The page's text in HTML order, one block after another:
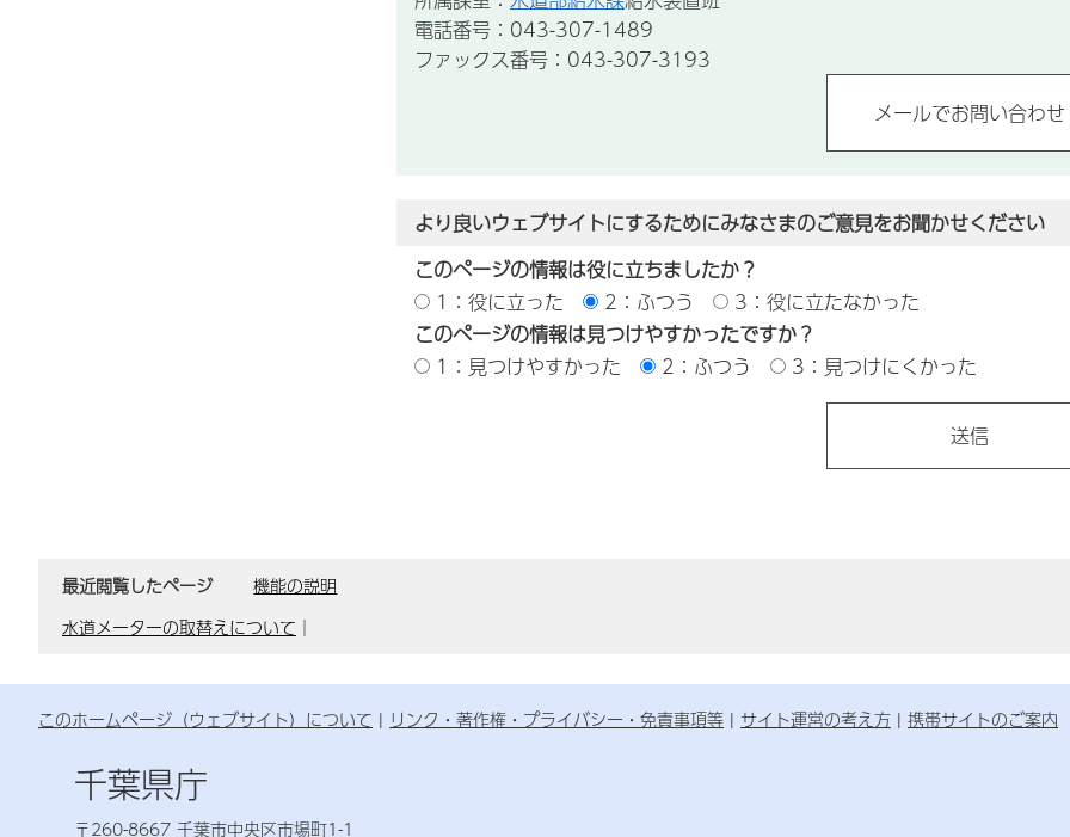
電話番号：043-307-1489
ファックス番号：043-307-3193
より良いウェブサイトにするためにみなさまのご意見をお聞かせください
このページの情報は役に立ちましたか？
1：役に立った
2：ふつう
3：役に立たなかった
このページの情報は見つけやすかったですか？
1：見つけやすかった
2：ふつう 3：見つけにくかった
最近閲覧したページ
機能の説明
水道メーターの取替えについて ｜
このホームページ（ウェブサイト）について リンク・著作権・プライバシー・免責事項等 サイト運営の考え方 携帯サイトのご案内
千葉県庁
〒260-8667 千葉市中央区市場町1-1